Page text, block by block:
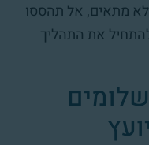
מתאים, אל תהססו
את התהליך